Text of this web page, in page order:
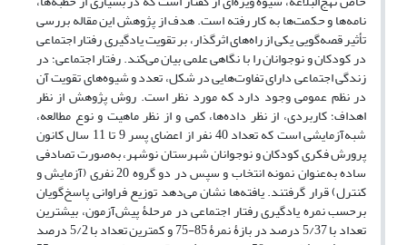
نامه‌ها و حکمت‌ها به کار رفته است. هدف از پژوهش این مقاله بررسی
تأثیر قصه‌گویی یکی از راه‌های اثرگذار، بر تقویت یادگیری رفتار اجتماعی
در کودکان و نوجوانان را با نگاهی علمی بیان می‌کند. رفتار اجتماعی؛ در
زندگی اجتماعی دارای تفاوت‌هایی در شکل، تعدد و شیوه‌های تقویت آن
در نظم عمومی وجود دارد که مورد نظر است. روش پژوهش از نظر
اهداف؛ کاربردی، از نظر داده‌ها، کمی و از نظر ماهیت و نوع مطالعه،
شبه‌آزمایشی است که تعداد 40 نفر از اعضای پسر 9 تا 11 سال کانون
پرورش فکری کودکان و نوجوانان شهرستان نوشهر، به‌صورت تصادفی
ساده به‌عنوان نمونه انتخاب و سپس در دو گروه 20 نفری (آزمایش و
کنترل) قرار گرفتند. یافته‌ها نشان می‌دهد توزیع فراوانی پاسخ‌گویان
برحسب نمره یادگیری رفتار اجتماعی در مرحلۀ پیش‌آزمون، بیشترین
تعداد با 5/37 درصد در بازۀ نمرۀ 85-75 و کمترین تعداد با 5/2 درصد